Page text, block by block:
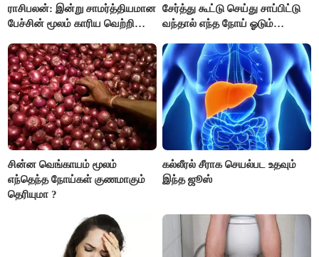
ராசிபலன்: இன்று சாமர்த்தியமான
பேச்சின் மூலம் காரிய வெற்றி
பொறுப்புகளை ஒப்படைப்பதில்
கவனம் தேவை..!
சேர்த்து கூட்டு செய்து சாப்பிட்டு
வந்தால் எந்த நோய் ஓடும்
சின்ன வெங்காயம் மூலம்
எந்தெந்த நோய்கள் குணமாகும்
தெரியுமா ?
கல்லீரல் சீராக செயல்பட உதவும்
இந்த ஜூஸ்